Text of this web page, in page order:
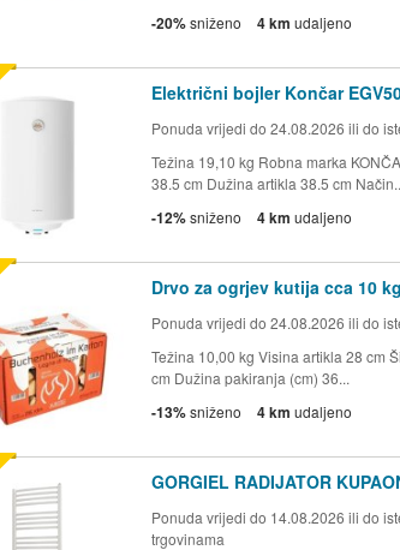
-20%sniženo 4 km udaljeno
Električni bojler Končar
Ponuda vrijedi do 24.08.2026 ili do
Težina 19,10 kg Robna marka
38.5 cm Dužina artikla 38.5 cm
-12%sniženo 4 km udaljeno
Drvo za ogrjev kutija cca 10 kg
Ponuda vrijedi do 24.08.2026 ili do
Težina 10,00 kg Visina artikla 28 cm
cm Dužina pakiranja (cm) 36...
-13%sniženo 4 km udaljeno
GORGIEL RADIJATOR
Ponuda vrijedi do 14.08.2026 ili do
trgovinama